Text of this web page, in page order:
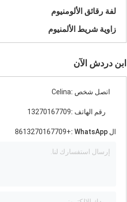
لفة رقائق الألومنيوم
زاوية شريط الألمنيوم
ابن دردش الآن
اتصل شخص :Celina
رقم الهاتف :13270167709
ال WhatsApp : +8613270167709